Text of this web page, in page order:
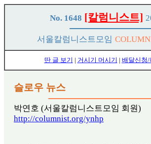
No. 1648 [칼럼니스트]
서울칼럼니스트모임
딴 글 보기 | 거시기 머시기 | 배달신청/
슬로우 뉴스
박연호 (서울칼럼니스트모임 회원)
http://columnist.org/ynhp